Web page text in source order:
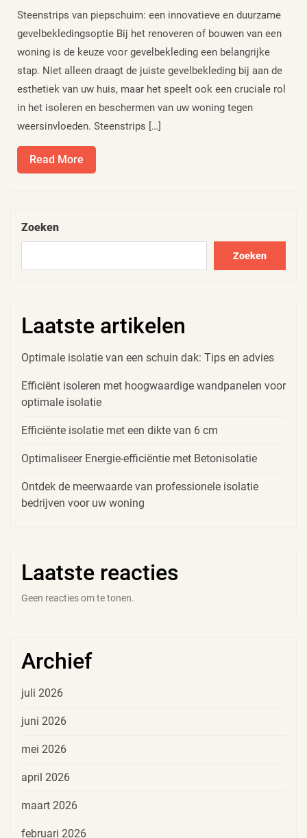
Steenstrips van piepschuim: een innovatieve en duurzame
gevelbekledingsoptie Bij het renoveren of bouwen van een
woning is de keuze voor gevelbekleding een belangrijke
stap. Niet alleen draagt de juiste gevelbekleding bij aan de
esthetiek van uw huis, maar het speelt ook een cruciale rol
in het isoleren en beschermen van uw woning tegen
weersinvloeden. Steenstrips […]
Read More
More
Zoeken
Zoeken
Laatste artikelen
Optimale isolatie van een schuin dak: Tips en advies
Efficiënt isoleren met hoogwaardige wandpanelen voor
optimale isolatie
Efficiënte isolatie met een dikte van 6 cm
Optimaliseer Energie-efficiëntie met Betonisolatie
Ontdek de meerwaarde van professionele isolatie
bedrijven voor uw woning
Laatste reacties
Geen reacties om te tonen.
Archief
juli 2026
juni 2026
mei 2026
april 2026
maart 2026
februari 2026